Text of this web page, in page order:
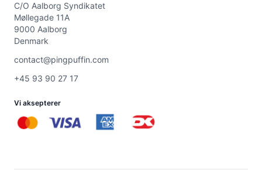
C/O Aalborg Syndikatet
Møllegade 11A
9000 Aalborg
Denmark
contact@pingpuffin.com
+45 93 90 27 17
Vi aksepterer